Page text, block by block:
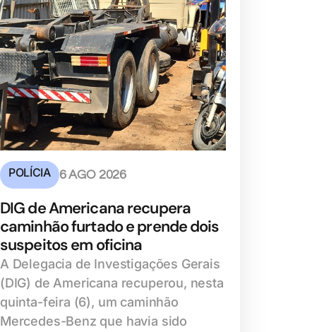
POLÍCIA 6 AGO 2026
DIG de Americana recupera
caminhão furtado e prende dois
suspeitos em oficina
A Delegacia de Investigações Gerais
(DIG) de Americana recuperou, nesta
quinta-feira (6), um caminhão
Mercedes-Benz que havia sido